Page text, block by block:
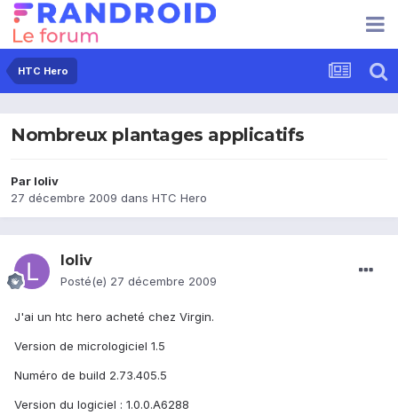
HTC Hero
Nombreux plantages applicatifs
Par loliv
27 décembre 2009 dans HTC Hero
loliv
Posté(e) 27 décembre 2009
J'ai un htc hero acheté chez Virgin.
Version de micrologiciel 1.5
Numéro de build 2.73.405.5
Version du logiciel : 1.0.0.A6288